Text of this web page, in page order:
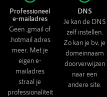
Professioneel
e-mailadres
Geen .gmail of
.hotmail adres
meer. Met je
eigen e-
mailadres
straal je
professionaliteit
DNS
Je kan de DNS
zelf instellen.
Zo kan je bv. je
domeinnaam
doorverwijzen
naar een
andere site.